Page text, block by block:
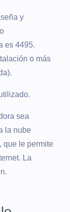
y
es 4495.
o más
sea
la nube
que le permite
La